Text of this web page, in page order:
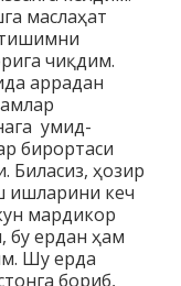
маслаҳат
чиқдим.
аррадан
умид­
бирортаси
Биласиз, ҳозир
ишларини кеч
мардикор
бу ердан ҳам
Шу ерда
бориб,